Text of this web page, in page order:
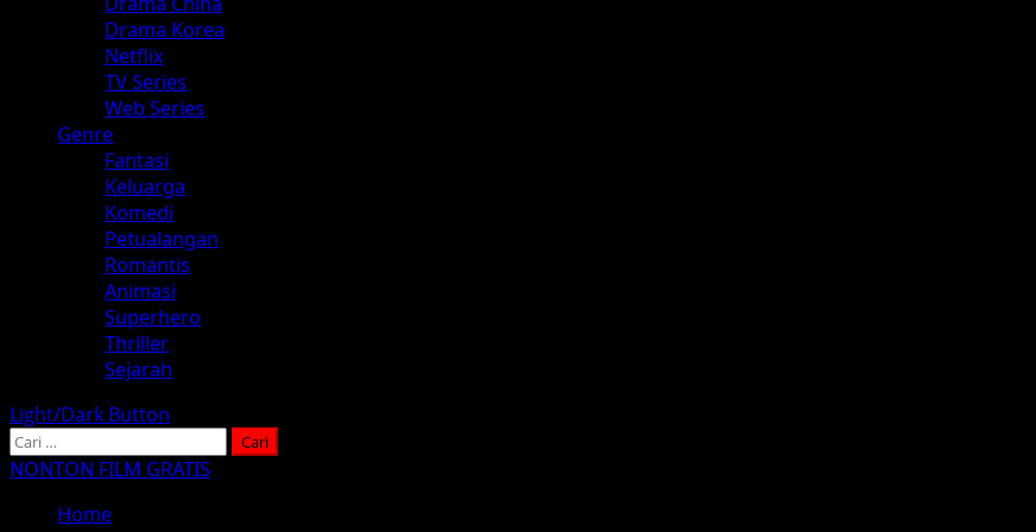
Drama Korea
Netflix
TV Series
Web Series
Genre
Fantasi
Keluarga
Komedi
Petualangan
Romantis
Animasi
Superhero
Thriller
Sejarah
Light/Dark Button
Cari
untuk:
NONTON FILM GRATIS
Home